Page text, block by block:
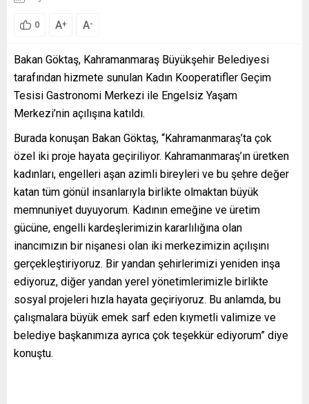
0 A+ A-
Bakan Göktaş, Kahramanmaraş Büyükşehir Belediyesi
tarafından hizmete sunulan Kadın Kooperatifler Geçim
Tesisi Gastronomi Merkezi ile Engelsiz Yaşam
Merkezi’nin açılışına katıldı.
Burada konuşan Bakan Göktaş, “Kahramanmaraş’ta çok
özel iki proje hayata geçiriliyor. Kahramanmaraş’ın üretken
kadınları, engelleri aşan azimli bireyleri ve bu şehre değer
katan tüm gönül insanlarıyla birlikte olmaktan büyük
memnuniyet duyuyorum. Kadının emeğine ve üretim
gücüne, engelli kardeşlerimizin kararlılığına olan
inancımızın bir nişanesi olan iki merkezimizin açılışını
gerçekleştiriyoruz. Bir yandan şehirlerimizi yeniden inşa
ediyoruz, diğer yandan yerel yönetimlerimizle birlikte
sosyal projeleri hızla hayata geçiriyoruz. Bu anlamda, bu
çalışmalara büyük emek sarf eden kıymetli valimize ve
belediye başkanımıza ayrıca çok teşekkür ediyorum” diye
konuştu.